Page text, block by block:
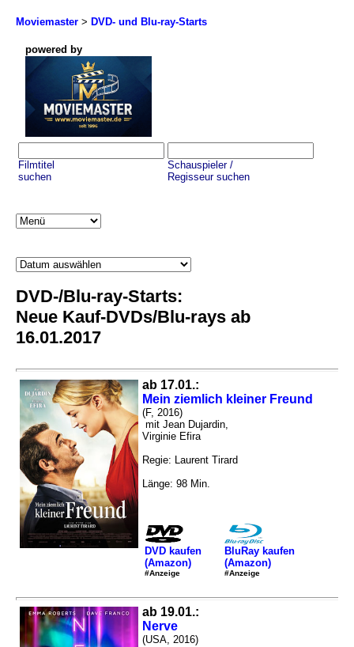
Moviemaster > DVD- und Blu-ray-Starts
powered by
Filmtitel
suchen
Schauspieler /
Regisseur suchen
DVD-/Blu-ray-Starts:
Neue Kauf-DVDs/Blu-rays ab
16.01.2017
ab 17.01.:
Mein ziemlich kleiner Freund
(F, 2016)
mit Jean Dujardin,
Virginie Efira
Regie: Laurent Tirard
Länge: 98 Min.
DVD kaufen
(Amazon)
#Anzeige
BluRay kaufen
(Amazon)
#Anzeige
ab 19.01.:
Nerve
(USA, 2016)